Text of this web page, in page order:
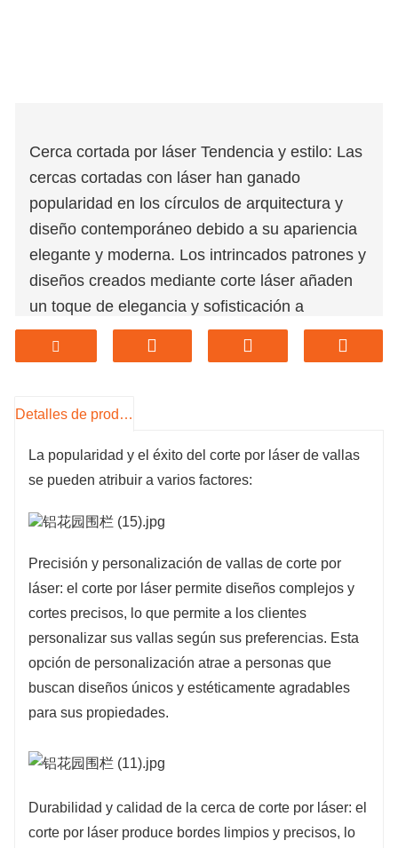
Cerca cortada por láser Tendencia y estilo: Las
cercas cortadas con láser han ganado
popularidad en los círculos de arquitectura y
diseño contemporáneo debido a su apariencia
elegante y moderna. Los intrincados patrones y
diseños creados mediante corte láser añaden
un toque de elegancia y sofisticación a
cualquier propiedad, lo que los convierte en
una opción deseable para los clientes que
Opciones ecológicas de vallas de corte por
ofrecen materiales y procesos de producción
ecológicos, lo que atrae a consumidores
conscientes del medio ambiente. Al elegir vallas
sostenibles, los clientes pueden reducir su
huella medioambiental y al mismo tiempo
disfrutar de una solución de valla elegante y
funcional.
Detalles de producto
La popularidad y el éxito del corte por láser de vallas
se pueden atribuir a varios factores:
Precisión y personalización de vallas de corte por
láser: el corte por láser permite diseños complejos y
cortes precisos, lo que permite a los clientes
personalizar sus vallas según sus preferencias. Esta
opción de personalización atrae a personas que
buscan diseños únicos y estéticamente agradables
para sus propiedades.
Durabilidad y calidad de la cerca de corte por láser: el
corte por láser produce bordes limpios y precisos, lo